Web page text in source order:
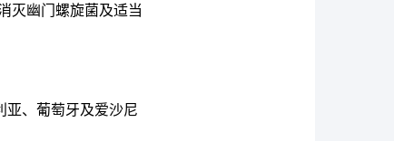
灭幽门螺旋菌及适当
亚、葡萄牙及爱沙尼